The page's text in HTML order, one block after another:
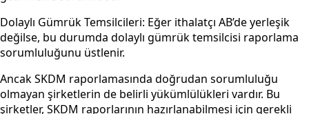
Dolaylı Gümrük Temsilcileri: Eğer ithalatçı AB’de yerleşik
değilse, bu durumda dolaylı gümrük temsilcisi raporlama
sorumluluğunu üstlenir.
Ancak SKDM raporlamasında doğrudan sorumluluğu
olmayan şirketlerin de belirli yükümlülükleri vardır. Bu
şirketler, SKDM raporlarının hazırlanabilmesi için gerekli